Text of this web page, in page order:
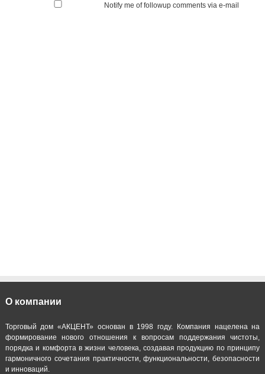
Notify me of followup comments via e-mail
О компании
Торговый дом «АКЦЕНТ» основан в 1998 году. Компания нацелена на
формирование нового отношения к вопросам поддержания чистоты,
порядка и комфорта в жизни человека, создавая продукцию по принципу
гармоничного сочетания практичности, функциональности, безопасности
и инноваций.